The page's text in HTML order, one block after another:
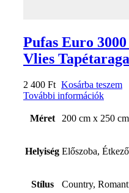
Pufas Euro
Vlies
2 400 Ft Kosárba teszem
További információk
Méret 200 cm x 250 cm
Helyiség Előszoba, Étkező
Stílus Country,